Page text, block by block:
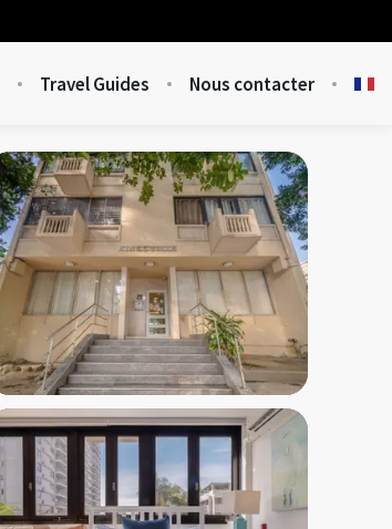
Travel Guides Nous contacter